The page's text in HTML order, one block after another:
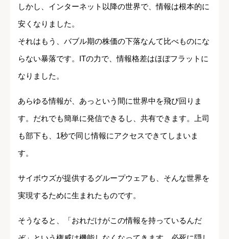
しかし、インターネット以降の世界で、情報は根本的に
安くなりました。
それはもう、バブル期の株価の下落なんて比べものにな
らない暴落です。ITの力で、情報格差はほぼフラットに
なりました。
あらゆる情報が、あっという間に世界中を飛び回りま
す。だれでも簡単に発信できるし、共有できます。上司
も部下も、1秒で同じ情報にアクセスできてしまいま
す。
サイボウズが提供するグループウェアも、そんな世界を
実現するために生まれたものです。
そうなると、「おれだけがこの情報を持っているんだ